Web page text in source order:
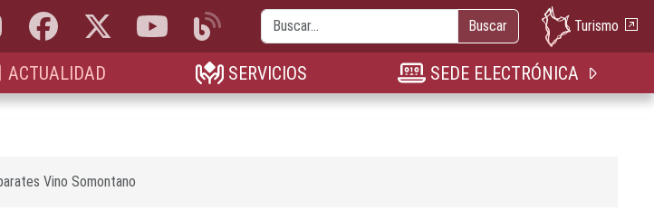
abre en nueva pestaña
Facebook, abre en nueva pestaña
X, antes Twitter, abre en nueva pestaña
YouTube, abre en nueva pestaña
Blog, abre en nueva pestaña
Buscar Buscar Turismo
ACTUALIDAD SERVICIOS SEDE ELECTRÓNICA
Vino Somontano